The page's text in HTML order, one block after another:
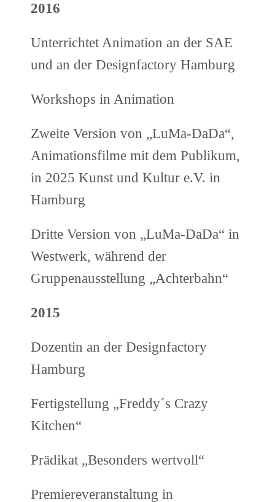
2016
Unterrichtet Animation an der SAE
und an der Designfactory Hamburg
Workshops in Animation
Zweite Version von „LuMa-DaDa“,
Animationsfilme mit dem Publikum,
in 2025 Kunst und Kultur e.V. in
Hamburg
Dritte Version von „LuMa-DaDa“ in
Westwerk, während der
Gruppenausstellung „Achterbahn“
2015
Dozentin an der Designfactory
Hamburg
Fertigstellung „Freddy´s Crazy
Kitchen“
Prädikat „Besonders wertvoll“
Premiereveranstaltung in